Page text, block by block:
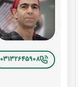
03132645908